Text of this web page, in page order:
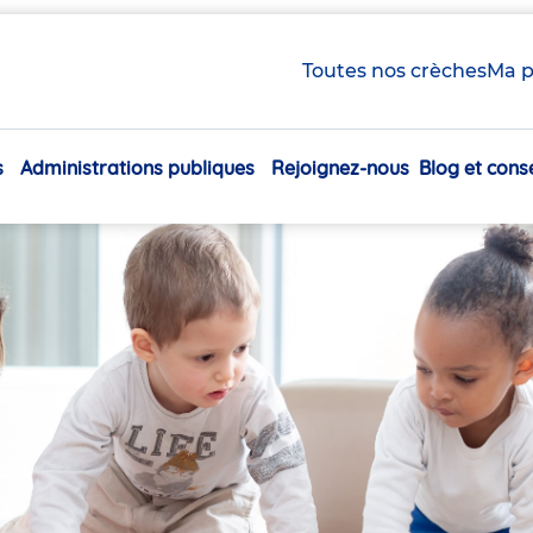
Toutes nos crèchesMa
Navigation
Administrations publiques Rejoignez-nous Blog et